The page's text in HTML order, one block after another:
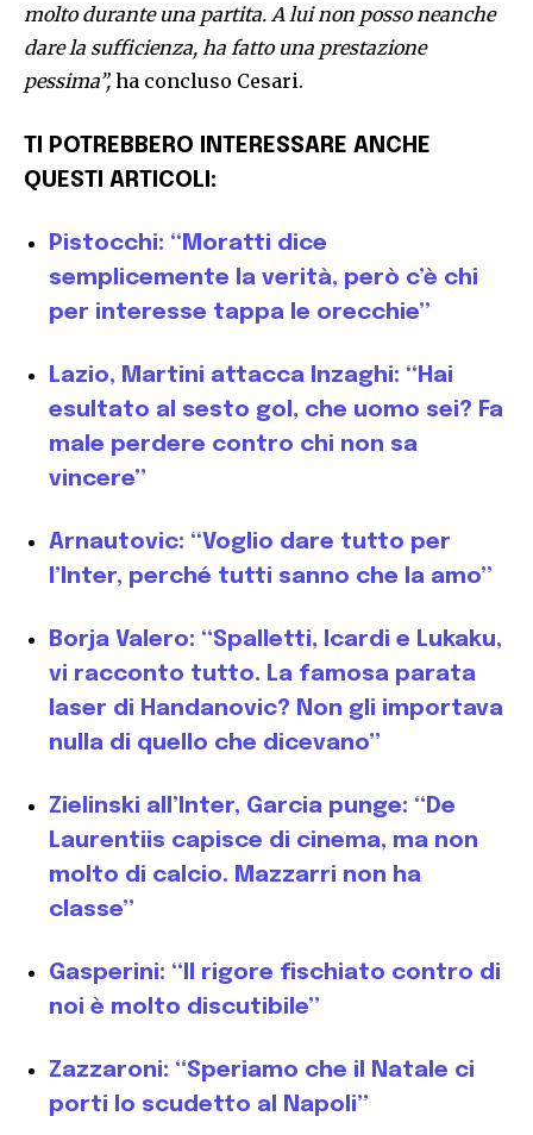
molto durante una partita. A lui non posso neanche
dare la sufficienza, ha fatto una prestazione
pessima”, ha concluso Cesari.
TI POTREBBERO INTERESSARE ANCHE
QUESTI ARTICOLI:
Pistocchi: “Moratti dice
semplicemente la verità, però c’è chi
per interesse tappa le orecchie”
Lazio, Martini attacca Inzaghi: “Hai
esultato al sesto gol, che uomo sei? Fa
male perdere contro chi non sa
vincere”
Arnautovic: “Voglio dare tutto per
l’Inter, perché tutti sanno che la amo”
Borja Valero: “Spalletti, Icardi e Lukaku,
vi racconto tutto. La famosa parata
laser di Handanovic? Non gli importava
nulla di quello che dicevano”
Zielinski all’Inter, Garcia punge: “De
Laurentiis capisce di cinema, ma non
molto di calcio. Mazzarri non ha
classe”
Gasperini: “Il rigore fischiato contro di
noi è molto discutibile”
Zazzaroni: “Speriamo che il Natale ci
porti lo scudetto al Napoli”